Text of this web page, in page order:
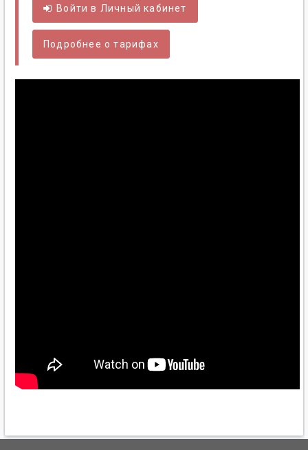
Войти в Личный кабинет
Подробнее о тарифах